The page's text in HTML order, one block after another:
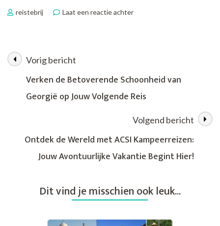
reistebrij Laat een reactie achterop
Vogel
Reizen
Berichtnavigatie
Vorig bericht
Verken de Betoverende Schoonheid van
Georgië op Jouw Volgende Reis
Volgend bericht
Ontdek de Wereld met ACSI Kampeerreizen:
Jouw Avontuurlijke Vakantie Begint Hier!
Dit vind je misschien ook leuk...